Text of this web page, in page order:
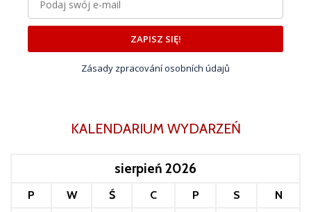
ZAPISZ SIĘ!
Zásady zpracování osobních údajů
KALENDARIUM WYDARZEŃ
sierpień 2026
P W Ś C P S
N